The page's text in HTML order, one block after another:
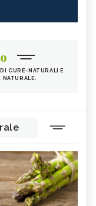
CURE-NATURALI E